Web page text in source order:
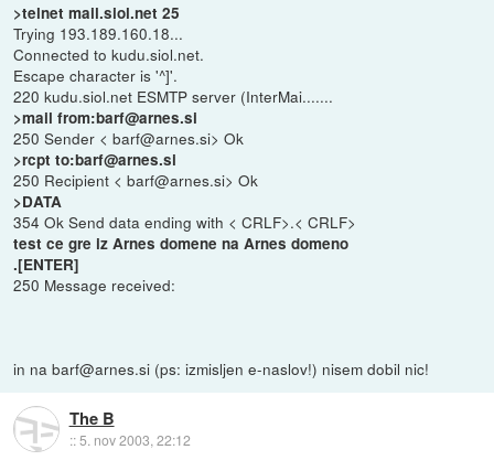
>telnet mail.siol.net 25
Trying 193.189.160.18...
Connected to kudu.siol.net.
Escape character is '^]'.
220 kudu.siol.net ESMTP server (InterMai.......
>mail from:barf@arnes.si
250 Sender < barf@arnes.si> Ok
>rcpt to:barf@arnes.si
250 Recipient < barf@arnes.si> Ok
>DATA
354 Ok Send data ending with < CRLF>.< CRLF>
test ce gre iz Arnes domene na Arnes domeno
.[ENTER]
250 Message received:
in na barf@arnes.si (ps: izmisljen e-naslov!) nisem dobil nic!
The B
::5. nov 2003, 22:12